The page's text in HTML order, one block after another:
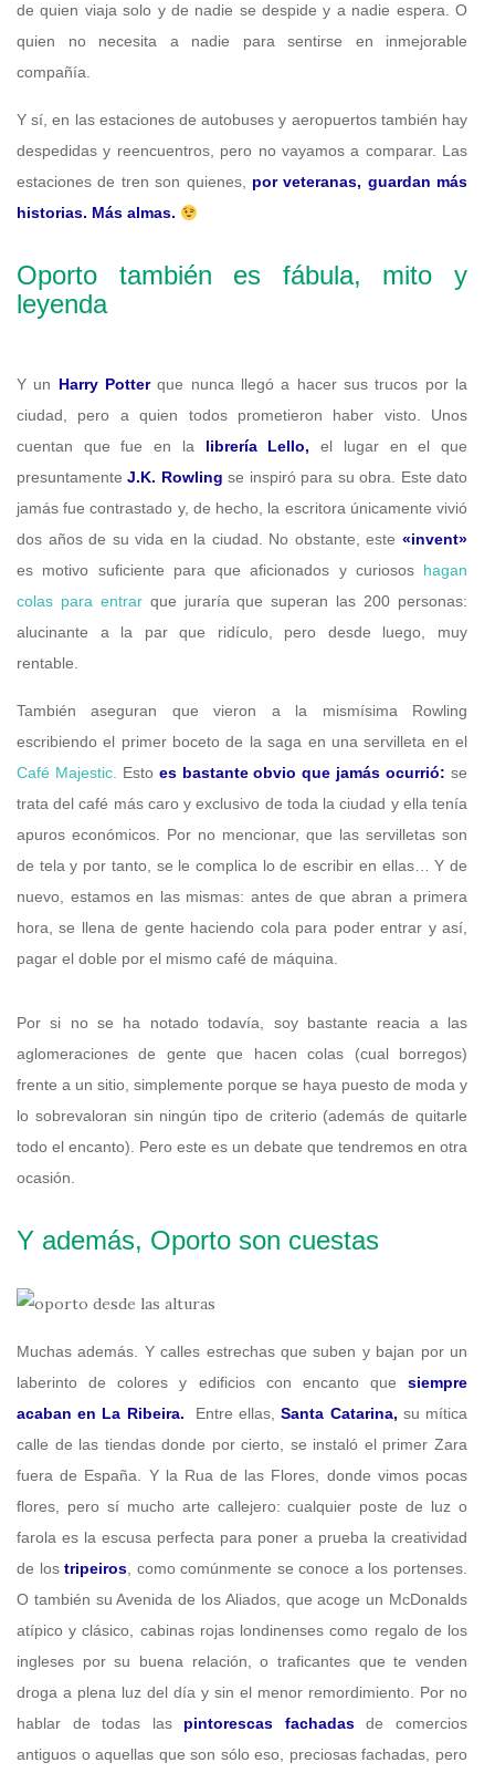
de quien viaja solo y de nadie se despide y a nadie espera. O
quien no necesita a nadie para sentirse en inmejorable
compañía.
Y sí, en las estaciones de autobuses y aeropuertos también hay
despedidas y reencuentros, pero no vayamos a comparar. Las
estaciones de tren son quienes, por veteranas, guardan más
historias. Más almas.
Oporto también es fábula, mito y
leyenda
Y un Harry Potterque nunca llegó a hacer sus trucos por la
ciudad, pero a quien todos prometieron haber visto. Unos
cuentan que fue en la librería Lello, el lugar en el que
presuntamenteJ.K. Rowling se inspiró para su obra. Este dato
jamás fue contrastado y, de hecho, la escritora únicamente vivió
dos años de su vida en la ciudad. No obstante, este «invent»
es motivo suficiente para que aficionados y curiosos hagan
colas para entrarque juraría que superan las 200 personas:
alucinante a la par que ridículo, pero desde luego, muy
rentable.
También aseguran que vieron a la mismísima Rowling
escribiendo el primer boceto de la saga en una servilleta en el
Café Majestic. Esto es bastante obvio que jamás ocurrió: se
trata del café más caro y exclusivo de toda la ciudad y ella tenía
apuros económicos. Por no mencionar, que las servilletas son
de tela y por tanto, se le complica lo de escribir en ellas… Y de
nuevo, estamos en las mismas: antes de que abran a primera
hora, se llena de gente haciendo cola para poder entrar y así,
pagar el doble por el mismo café de máquina.
Por si no se ha notado todavía, soy bastante reacia a las
aglomeraciones de gente que hacen colas (cual borregos)
frente a un sitio, simplemente porque se haya puesto de moda y
lo sobrevaloran sin ningún tipo de criterio (además de quitarle
todo el encanto). Pero este es un debate que tendremos en otra
ocasión.
Y además, Oporto son cuestas
Muchas además. Y calles estrechas que suben y bajan por un
laberinto de colores y edificios con encanto que siempre
acaban en La Ribeira. Entre ellas,Santa Catarina, su mítica
calle de las tiendas donde por cierto, se instaló el primer Zara
fuera de España. Y la Rua de las Flores, donde vimos pocas
flores, pero sí mucho arte callejero: cualquier poste de luz o
farola es la escusa perfecta para poner a prueba la creatividad
de lostripeiros, como comúnmente se conoce a los portenses.
O también su Avenida de los Aliados, que acoge un McDonalds
atípico y clásico, cabinas rojas londinenses como regalo de los
ingleses por su buena relación, o traficantes que te venden
droga a plena luz del día y sin el menor remordimiento. Por no
hablar de todas las pintorescas fachadasde comercios
antiguos o aquellas que son sólo eso, preciosas fachadas, pero